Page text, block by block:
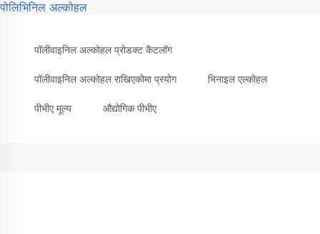
पोलिभिनिल अल्कोहल
पॉलीवाइनिल अल्कोहल प्रोडक्ट कैटलॉग
पॉलीवाइनिल अल्कोहल राखिएकोमा प्रयोग भिनाइल एल्कोहल
पीभीए मूल्य औद्योगिक पीभीए